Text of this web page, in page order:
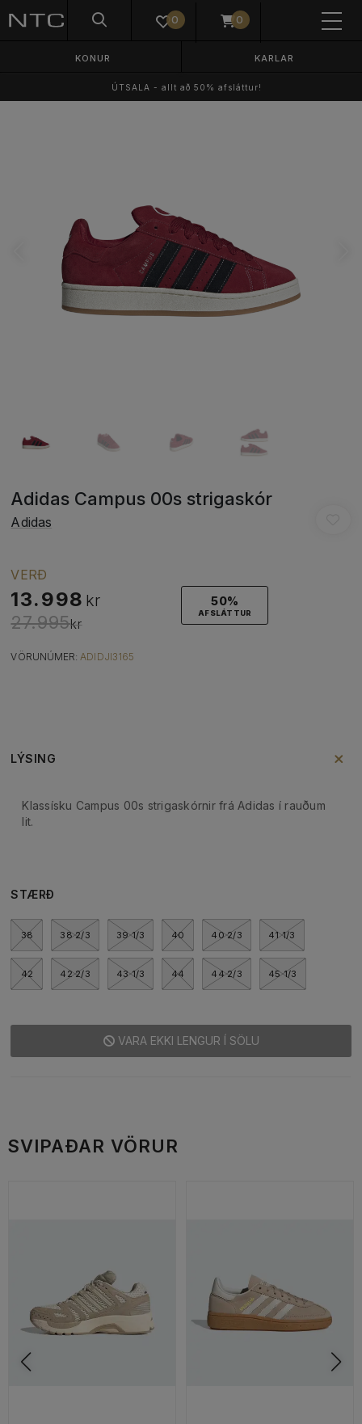
0 0
KONUR KARLAR
ÚTSALA - allt að 50% afsláttur!
Adidas Campus 00s strigaskór
Adidas
VERÐ
13.998 kr
27.995kr
50%
AFSLÁTTUR
VÖRUNÚMER:ADIDJI3165
LÝSING
Klassísku Campus 00s strigaskórnir frá Adidas í rauðum
lit.
STÆRÐ
38 38 2/3 39 1/3 40 40 2/3 41 1/3
42 42 2/3 43 1/3 44 44 2/3 45 1/3
VARA EKKI LENGUR Í SÖLU
SVIPAÐAR VÖRUR